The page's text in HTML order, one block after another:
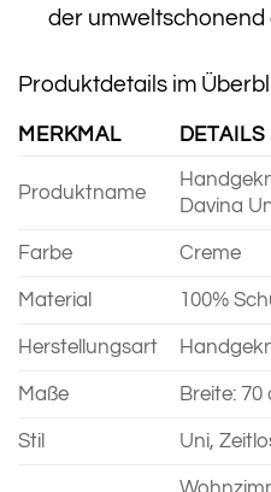
der umweltschonend
Produktdetails im
MERKMAL DETAILS
Produktname
Davina
Farbe Creme
Material 100%
Herstellungsart
Maße Breite: 70
Stil Uni,